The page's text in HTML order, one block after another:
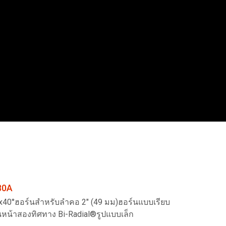
ฮอร์นสำหรับลำคอ 2" (49 มม)ฮอร์นแบบเรียบ
น้าสองทิศทาง Bi-Radial®รูปแบบเล็ก